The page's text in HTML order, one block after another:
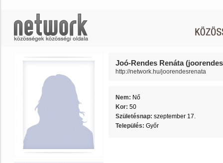
Joó-Rendes Renáta
http://network.hu/joorendesrenata
Nem: Nő
Kor: 50
Születésnap: szeptember 17.
Település: Győr